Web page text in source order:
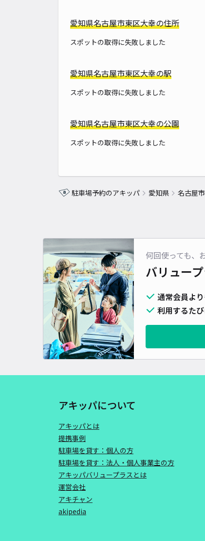
愛知県名古屋市東区大幸の住所
スポットの取得に失敗しました
愛知県名古屋市東区大幸の駅
スポットの取得に失敗しました
愛知県名古屋市東区大幸の公園
スポットの取得に失敗しました
駐車場予約のアキッパ 愛知県 名古屋
何回使っても、
バリュー
通常会員よ
利用するた
アキッパについて
アキッパとは
提携事例
駐車場を貸す：個人の方
駐車場を貸す：法人・個人事業主の方
アキッパバリュープラスとは
運営会社
アキチャン
akipedia